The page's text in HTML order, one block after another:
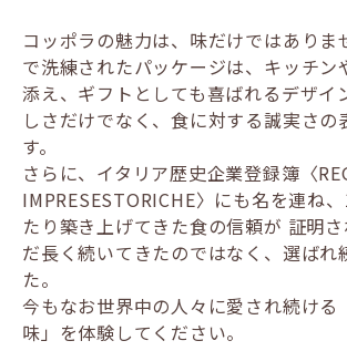
コッポラの魅力は、味だけではありま
で洗練されたパッケージは、キッチン
添え、ギフトとしても喜ばれるデザイ
しさだけでなく、食に対する誠実さの
す。
さらに、イタリア歴史企業登録簿〈
IMPRESESTORICHE〉にも名を連ね
たり築き上げてきた食の信頼が 証明
だ長く続いてきたのではなく、選ばれ
た。
今もなお世界中の人々に愛され続ける
味」を体験してください。